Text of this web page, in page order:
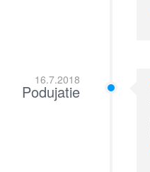
16.7.2018
Podujatie